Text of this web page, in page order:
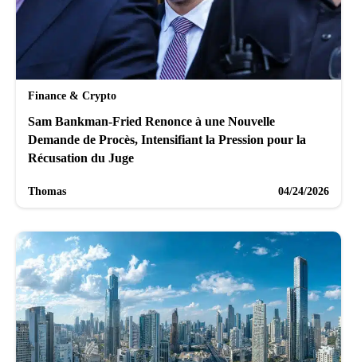
Finance & Crypto
Sam Bankman-Fried Renonce à une Nouvelle
Demande de Procès, Intensifiant la Pression pour la
Récusation du Juge
Thomas 04/24/2026